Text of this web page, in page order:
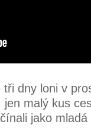
tři dny loni v
jen malý kus
jako